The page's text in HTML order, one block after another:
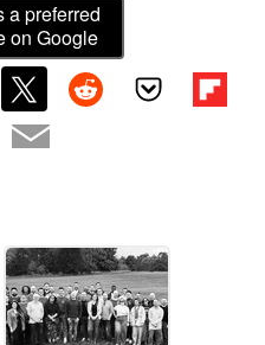
a preferred
on Google